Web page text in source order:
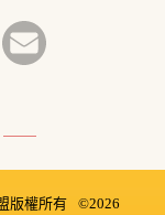
版權所有
©2026